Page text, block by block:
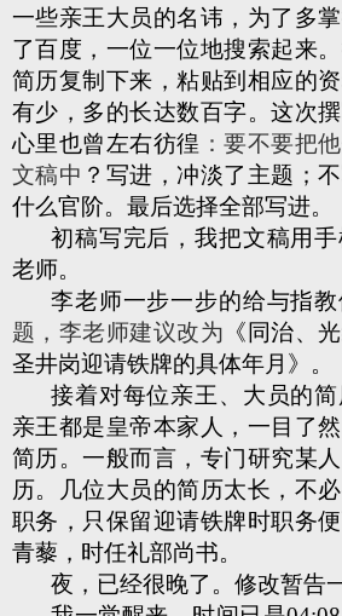
一些亲王大员的名讳，为了多
了百度，一位一位地搜索起来
简历复制下来，粘贴到相应的
有少，多的长达数百字。这次
心里也曾左右彷徨 ：要不要把
文稿中 ？写进，冲淡了主题；
什么官阶。最后选择全部写进。
初稿写完后，我把文稿用
老师。
李老师一步一步的给与指教
题，李老师建议改为 《同治、
圣井岗迎请铁牌的具体年月》。
接着对每位亲王、大员的简
亲王都是皇帝本家人，一目了
简历。一般而言，专门研究某
历。几位大员的简历太长，不
职务，只保留迎请铁牌时职务
青藜，时任礼部尚书。
夜，已经很晚了。修改暂告